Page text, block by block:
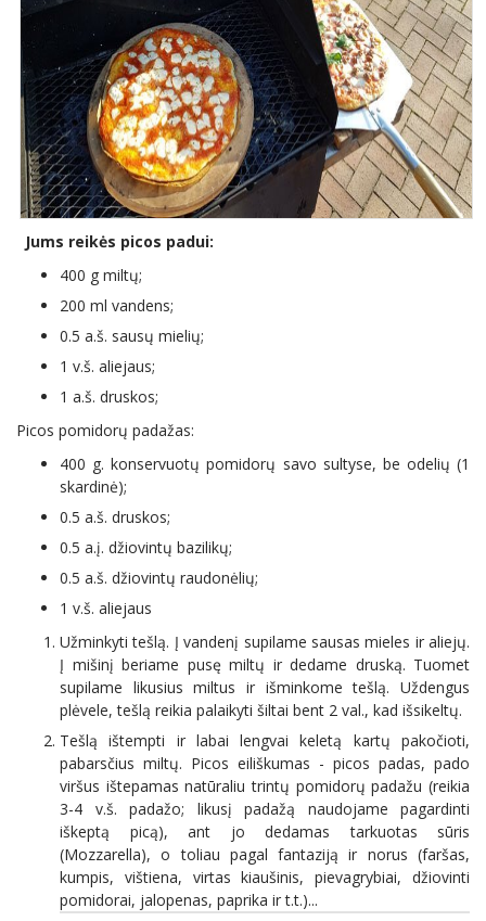
Jums reikės picos padui:
400 g miltų;
200 ml vandens;
0.5 a.š. sausų mielių;
1 v.š. aliejaus;
1 a.š. druskos;
Picos pomidorų padažas:
400 g. konservuotų pomidorų savo sultyse, be odelių (1
skardinė);
0.5 a.š. druskos;
0.5 a.į. džiovintų bazilikų;
0.5 a.š. džiovintų raudonėlių;
1 v.š. aliejaus
Užminkyti tešlą. Į vandenį supilame sausas mieles ir aliejų.
Į mišinį beriame pusę miltų ir dedame druską. Tuomet
supilame likusius miltus ir išminkome tešlą. Uždengus
plėvele, tešlą reikia palaikyti šiltai bent 2 val., kad išsikeltų.
Tešlą ištempti ir labai lengvai keletą kartų pakočioti,
pabarsčius miltų. Picos eiliškumas - picos padas, pado
viršus ištepamas natūraliu trintų pomidorų padažu (reikia
3-4 v.š. padažo; likusį padažą naudojame pagardinti
iškeptą picą), ant jo dedamas tarkuotas sūris
(Mozzarella), o toliau pagal fantaziją ir norus (faršas,
kumpis, vištiena, virtas kiaušinis, pievagrybiai, džiovinti
pomidorai, jalopenas, paprika ir t.t.)...